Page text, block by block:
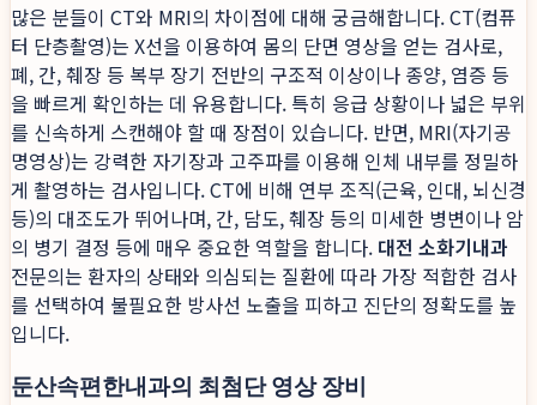
많은 분들이 CT와 MRI의 차이점에 대해 궁금해합니다. CT(컴퓨
터 단층촬영)는 X선을 이용하여 몸의 단면 영상을 얻는 검사로,
폐, 간, 췌장 등 복부 장기 전반의 구조적 이상이나 종양, 염증 등
을 빠르게 확인하는 데 유용합니다. 특히 응급 상황이나 넓은 부위
를 신속하게 스캔해야 할 때 장점이 있습니다. 반면, MRI(자기공
명영상)는 강력한 자기장과 고주파를 이용해 인체 내부를 정밀하
게 촬영하는 검사입니다. CT에 비해 연부 조직(근육, 인대, 뇌신경
등)의 대조도가 뛰어나며, 간, 담도, 췌장 등의 미세한 병변이나 암
의 병기 결정 등에 매우 중요한 역할을 합니다. 대전 소화기내과
전문의는 환자의 상태와 의심되는 질환에 따라 가장 적합한 검사
를 선택하여 불필요한 방사선 노출을 피하고 진단의 정확도를 높
입니다.
둔산속편한내과의 최첨단 영상 장비